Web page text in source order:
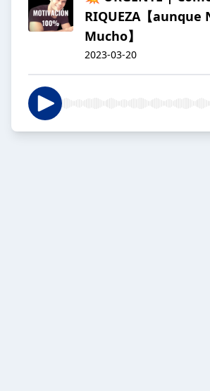
RIQUEZA【aunque
Mucho】
2023-03-20